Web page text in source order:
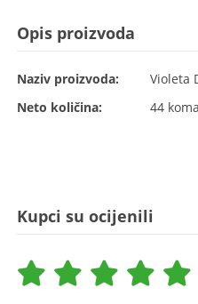
Opis proizvoda
Naziv proizvoda:
Violeta
Neto količina:
44
Kupci su ocijenili